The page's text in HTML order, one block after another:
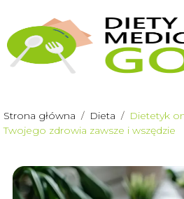
Strona główna / Dieta / Dietetyk
Twojego zdrowia zawsze i wszędzie